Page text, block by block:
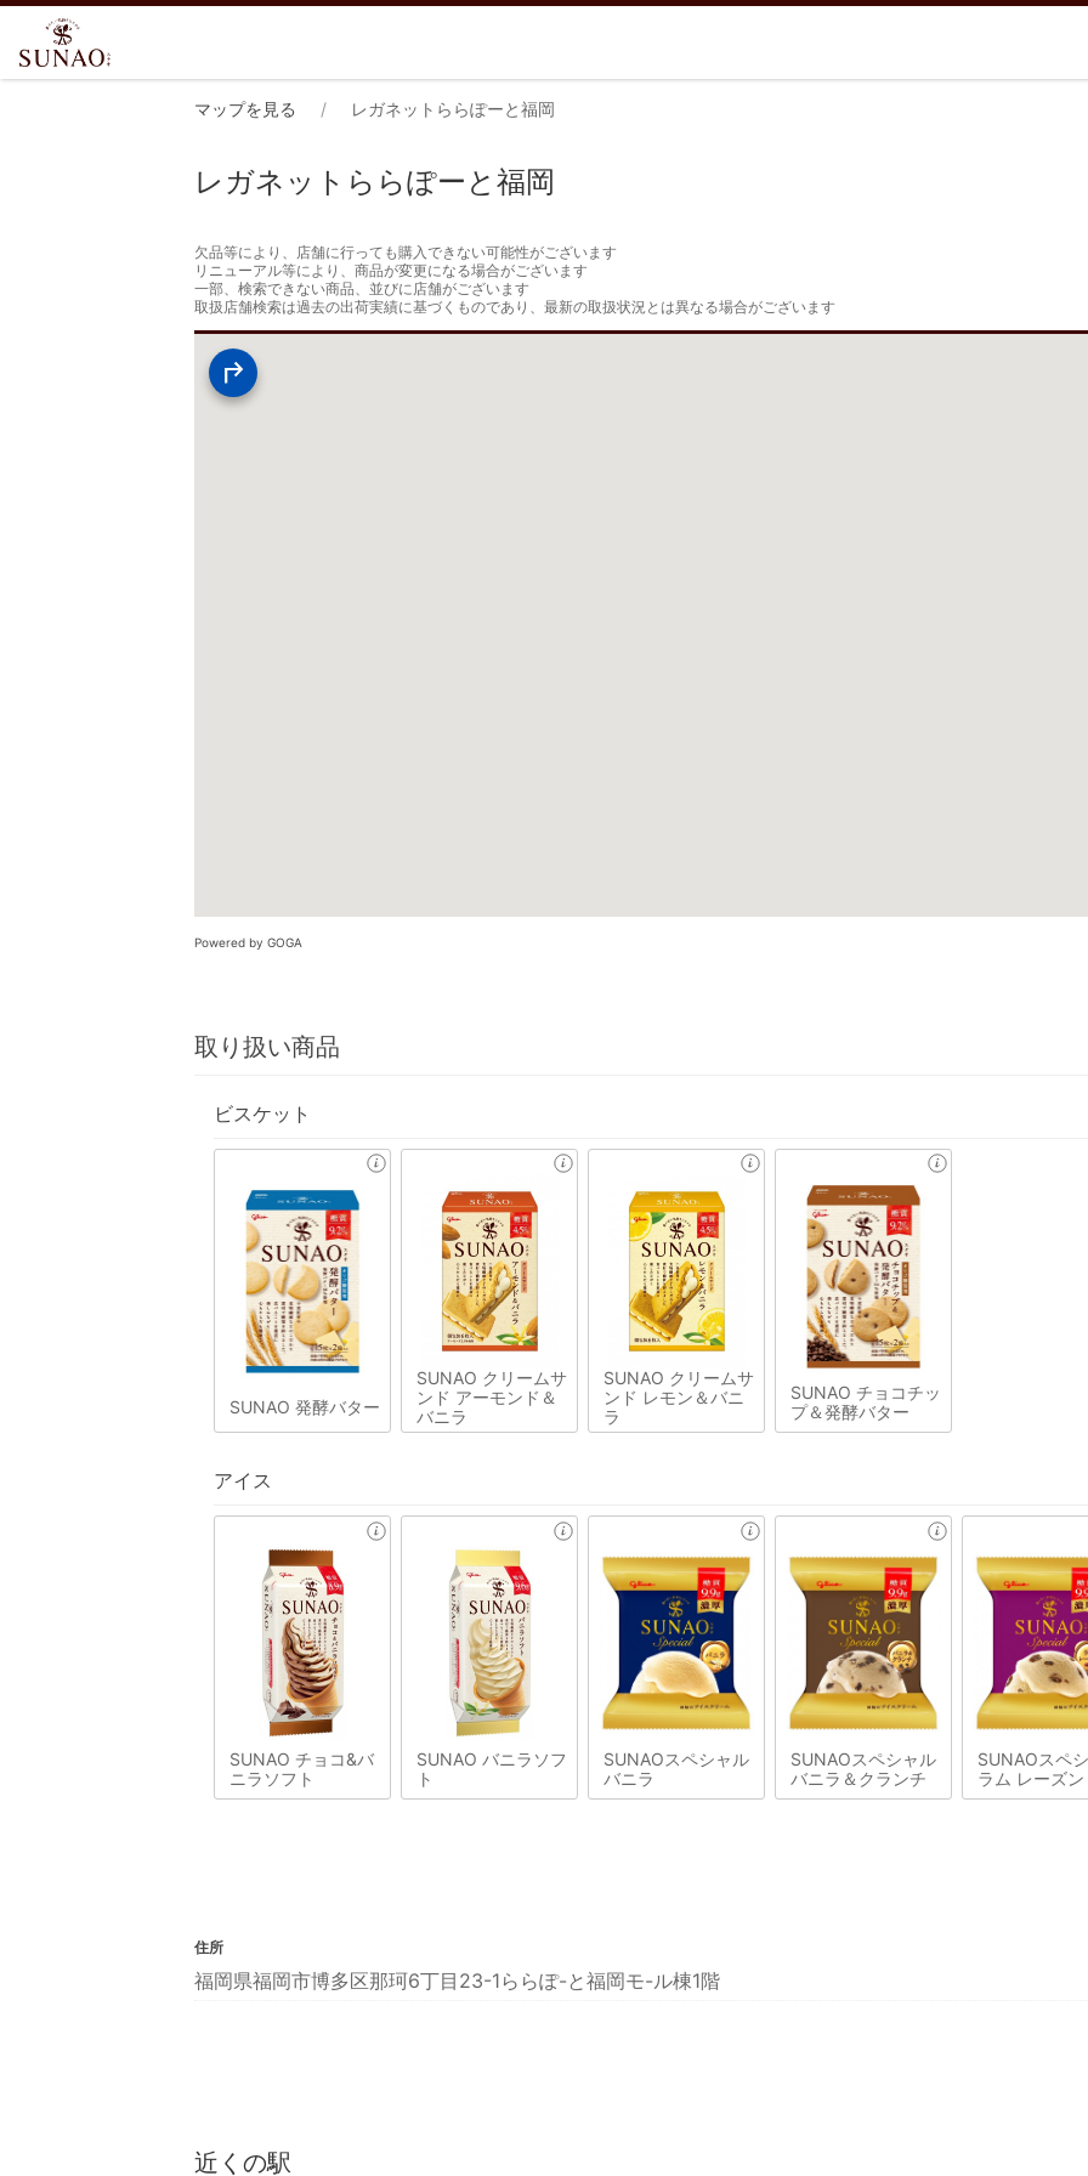
マップを見る レガネットららぽーと福岡
レガネットららぽーと福岡
欠品等により、店舗に行っても購入できない可能性がございます
リニューアル等により、商品が変更になる場合がございます
一部、検索できない商品、並びに店舗がございます
取扱店舗検索は過去の出荷実績に基づくものであり、最新の取扱状況とは異なる場合がございます
Powered by GOGA
取り扱い商品
ビスケット
SUNAO 発酵バター
SUNAO クリームサ
ンド アーモンド＆
バニラ
SUNAO クリームサ
ンド レモン＆バニ
ラ
SUNAO チョコチッ
プ＆発酵バター
アイス
SUNAO チョコ&バ
ニラソフト
SUNAO バニラソフ
ト
SUNAOスペシャル
バニラ
SUNAOスペシャル
バニラ＆クランチ
SUNAOスペ
ラム レーズン
住所
福岡県福岡市博多区那珂6丁目23-1ららぽ-と福岡モ-ル棟1階
近くの駅